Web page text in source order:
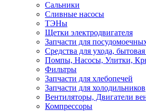
Сальники
Сливные насосы
ТЭНы
Щетки электродвигателя
Запчасти для
Средства для ухода,
Помпы, Насосы, Улитки,
Фильтры
Запчасти для хлебопечей
Запчасти для холодильников
Вентиляторы, Двигатели
Компрессоры